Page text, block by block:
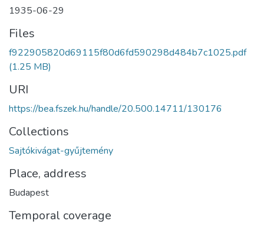
1935-06-29
Files
f922905820d69115f80d6fd590298d484b7c1025.pdf
(1.25 MB)
URI
https://bea.fszek.hu/handle/20.500.14711/130176
Collections
Sajtókivágat-gyűjtemény
Place, address
Budapest
Temporal coverage